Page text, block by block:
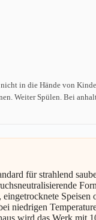
in die Hände von
Weiter Spülen. Bei
für strahlend
eingetrocknete
niedrigen
wird das Werk mit